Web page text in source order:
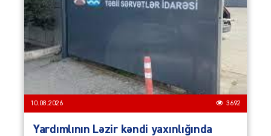
10.08.2026 3692
Yardımlının Ləzir kəndi yaxınlığında